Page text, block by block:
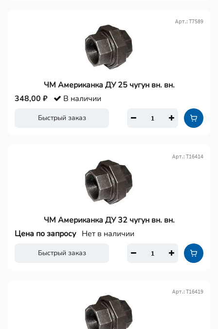
ЧМ Американка ДУ 25 чугун вн. вн.
Арт.: Т7589
Быстрый заказ
348,00 ₽ В наличии
ЧМ Американка ДУ 32 чугун вн. вн.
Арт.: Т16414
Быстрый заказ
Цена по запросу Нет в наличии
Арт.: Т16419